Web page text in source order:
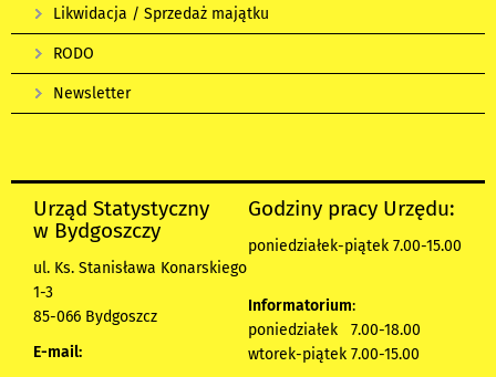
Likwidacja / Sprzedaż majątku
RODO
Newsletter
Urząd Statystyczny
w Bydgoszczy
ul. Ks. Stanisława Konarskiego
1-3
85-066 Bydgoszcz
E-mail:
Godziny pracy Urzędu:
poniedziałek-piątek 7.00-15.00
Informatorium:
poniedziałek 7.00-18.00
wtorek-piątek 7.00-15.00